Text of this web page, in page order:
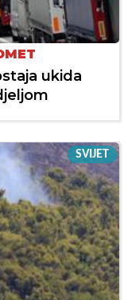
ukida
SVIJET